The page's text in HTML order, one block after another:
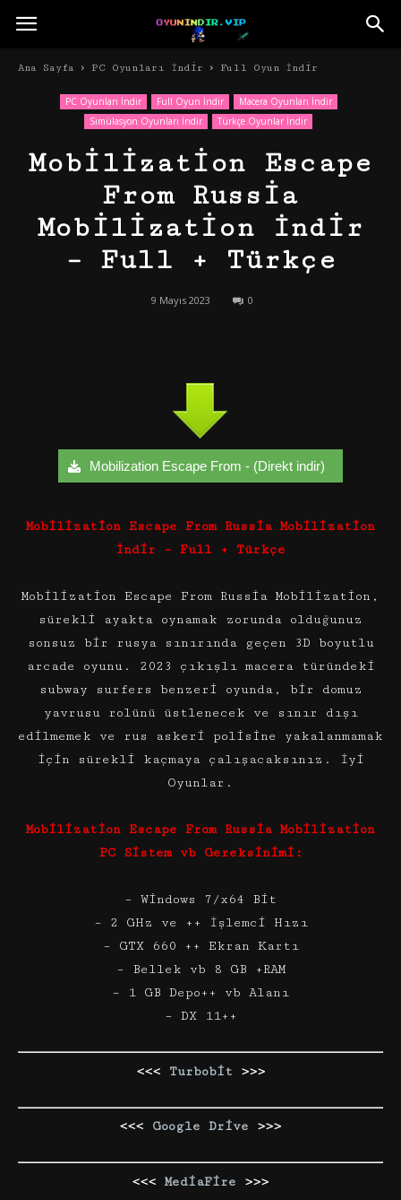
Ana Sayfa PC Oyunları İndir Full Oyun İndir
PC Oyunları İndir Full Oyun İndir
Macera Oyunları İndir
Simülasyon Oyunları İndir
Türkçe Oyunlar İndir
Mobilization Escape
From Russia
Mobilization İndir
– Full + Türkçe
9 Mayıs 2023 0
Mobilization Escape From - (Direkt indir)
Mobilization Escape From Russia Mobilization
İndir – Full + Türkçe
Mobilization Escape From Russia Mobilization,
sürekli ayakta oynamak zorunda olduğunuz
sonsuz bir rusya sınırında geçen 3D boyutlu
arcade oyunu. 2023 çıkışlı macera türündeki
subway surfers benzeri oyunda, bir domuz
yavrusu rolünü üstlenecek ve sınır dışı
edilmemek ve rus askeri polisine yakalanmamak
için sürekli kaçmaya çalışacaksınız. İyi
Oyunlar.
Mobilization Escape From Russia Mobilization
PC Sistem vb Gereksinimi:
– Windows 7/x64 Bit
– 2 GHz ve ++ İşlemci Hızı
– GTX 660 ++ Ekran Kartı
– Bellek vb 8 GB +RAM
– 1 GB Depo++ vb Alanı
– DX 11++
<<< Turbobit >>>
<<< Google Drive >>>
<<< MediaFire >>>